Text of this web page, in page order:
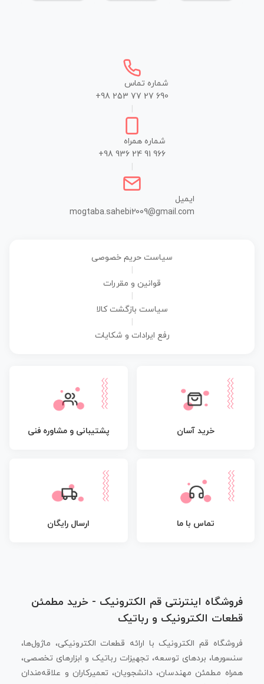
شماره تماس
+98 253 77 27 690
شماره همراه
+98 936 24 91 966
ایمیل
mogtaba.sahebi2009@gmail.com
سیاست حریم خصوصی
قوانین و مقررات
سیاست بازگشت کالا
رفع ایرادات و شکایات
خرید آسان پشتیبانی و مشاوره فنی
تماس با ما ارسال رایگان
فروشگاه اینترنتی قم الکترونیک - خرید مطمئن
قطعات الکترونیک و رباتیک
فروشگاه قم الکترونیک با ارائه قطعات الکترونیکی، ماژول‌ها،
سنسورها، بردهای توسعه، تجهیزات رباتیک و ابزارهای تخصصی،
همراه مطمئن مهندسان، دانشجویان، تعمیرکاران و علاقه‌مندان